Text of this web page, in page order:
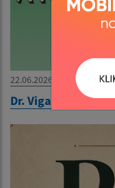
22.06.2026
Dr. Viga Gyula